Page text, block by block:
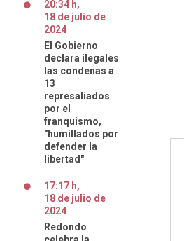
20:34 h,
18 de julio de
2024
El Gobierno
declara ilegales
las condenas a
13
represaliados
por el
franquismo,
"humillados por
defender la
libertad"
17:17 h,
18 de julio de
2024
Redondo